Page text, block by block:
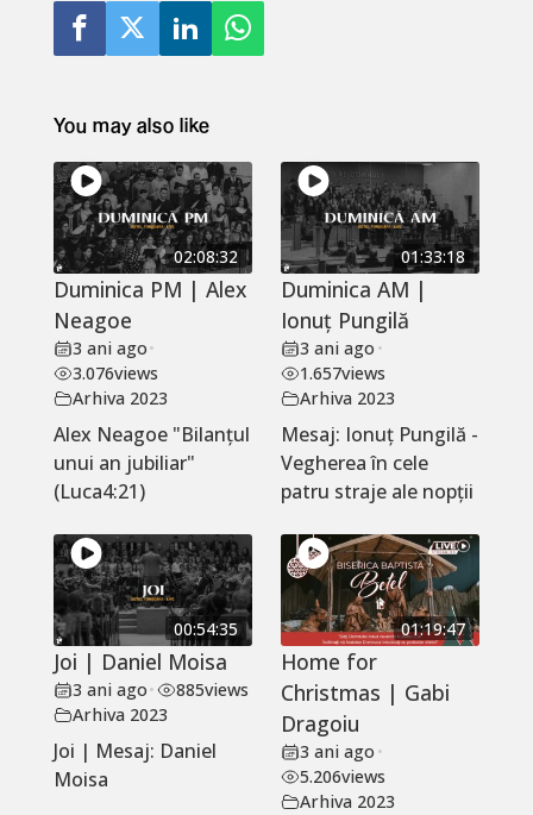
You may also like
02:08:32
Duminica PM | Alex
Neagoe
3 ani ago•
3.076views
Arhiva 2023
Alex Neagoe "Bilanțul
unui an jubiliar"
(Luca4:21)
01:33:18
Duminica AM |
Ionuț Pungilă
3 ani ago •
1.657views
Arhiva 2023
Mesaj: Ionuț Pungilă -
Vegherea în cele
patru straje ale nopții
00:54:35
Joi | Daniel Moisa
3 ani ago• 885views
Arhiva 2023
Joi | Mesaj: Daniel
Moisa
01:19:47
Home for
Christmas | Gabi
Dragoiu
3 ani ago •
5.206views
Arhiva 2023